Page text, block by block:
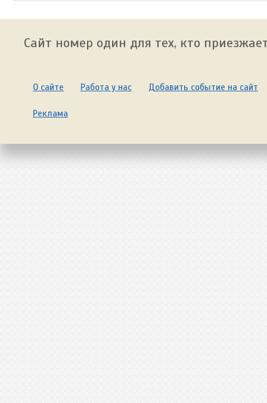
Сайт номер один для тех, кто
О сайте Работа у нас Добавить событие на сайт
Реклама